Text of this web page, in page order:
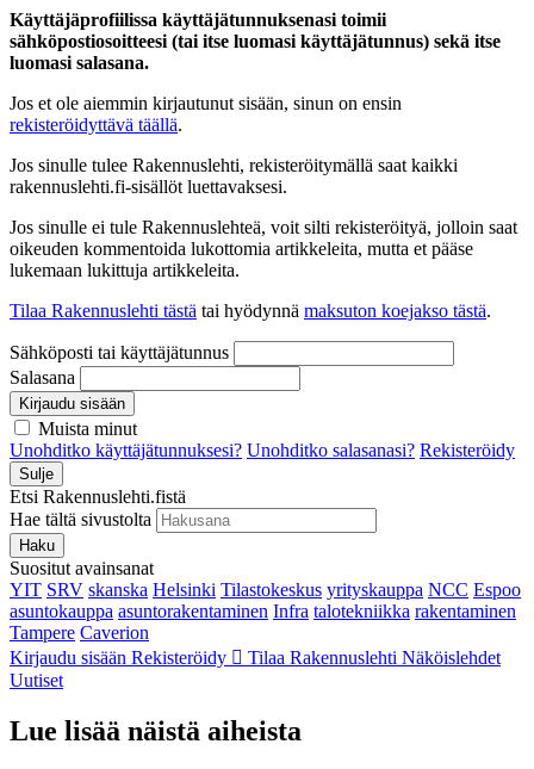
Käyttäjäprofiilissa käyttäjätunnuksenasi toimii
sähköpostiosoitteesi (tai itse luomasi käyttäjätunnus) sekä itse
luomasi salasana.
Jos et ole aiemmin kirjautunut sisään, sinun on ensin
rekisteröidyttävä täällä.
Jos sinulle tulee Rakennuslehti, rekisteröitymällä saat kaikki
rakennuslehti.fi-sisällöt luettavaksesi.
Jos sinulle ei tule Rakennuslehteä, voit silti rekisteröityä, jolloin saat
oikeuden kommentoida lukottomia artikkeleita, mutta et pääse
lukemaan lukittuja artikkeleita.
Tilaa Rakennuslehti tästä tai hyödynnä maksuton koejakso tästä.
Sähköposti tai käyttäjätunnus
Salasana
Kirjaudu sisään
Muista minut
Unohditko käyttäjätunnuksesi? Unohditko salasanasi? Rekisteröidy
Sulje
Etsi Rakennuslehti.fistä
Hae tältä sivustolta
Haku
Suositut avainsanat
YIT SRV skanska Helsinki Tilastokeskus yrityskauppa NCC Espoo
asuntokauppa asuntorakentaminen Infra talotekniikka rakentaminen
Tampere Caverion
Kirjaudu sisään Rekisteröidy Tilaa Rakennuslehti Näköislehdet
Uutiset
Lue lisää näistä aiheista